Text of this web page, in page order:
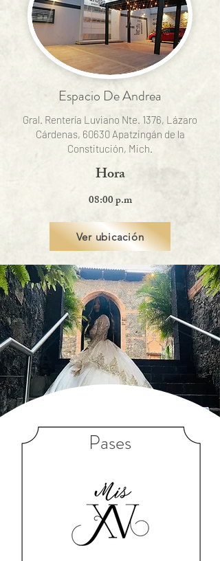
Espacio De Andrea
Gral. Rentería Luviano Nte. 1376, Lázaro
Cárdenas, 60630 Apatzingán de la
Constitución, Mich.
Hora
08:00 p.m
Ver ubicación
Pases